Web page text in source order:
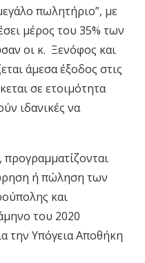
πωλητήριο”, με
μέρος του 35% των
οι κ. Ξενόφος και
άμεσα έξοδος στις
σε ετοιμότητα
ιδανικές να
προγραμματίζονται
ή πώληση των
και
του 2020
την Υπόγεια Αποθήκη